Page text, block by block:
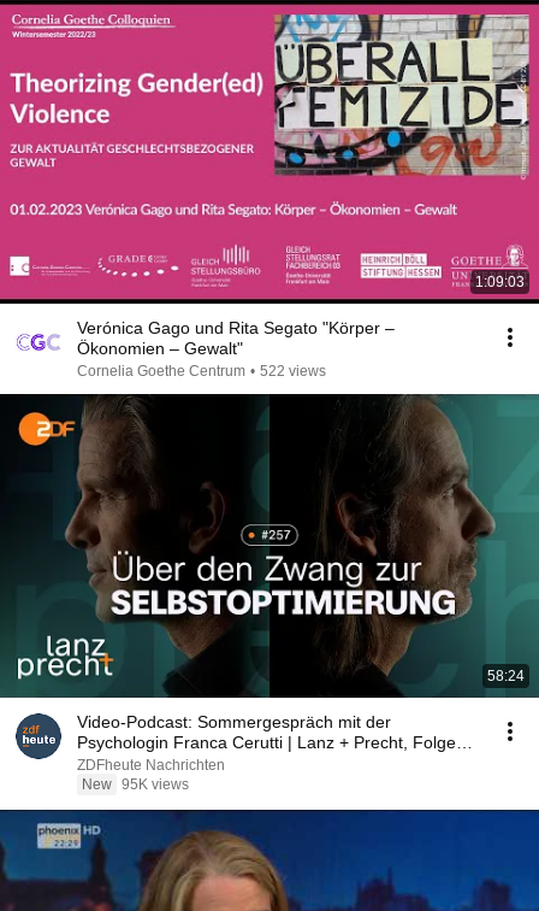
1:09:03
Verónica Gago und Rita Segato "Körper –
Ökonomien – Gewalt"
Cornelia Goethe Centrum • 522 views
58:24
Video-Podcast: Sommergespräch mit der
Psychologin Franca Cerutti | Lanz + Precht, Folge
257
ZDFheute Nachrichten
New 95K views